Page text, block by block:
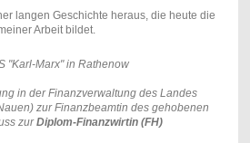
langen Geschichte heraus, die heute die
Arbeit bildet.
"Karl-Marx" in Rathenow
in der Finanzverwaltung des Landes
zur Finanzbeamtin des gehobenen
zurDiplom-Finanzwirtin (FH)